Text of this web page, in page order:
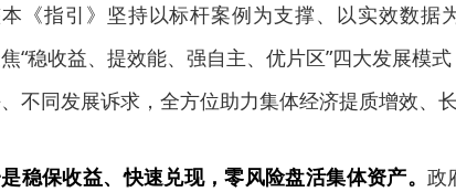
《指引》坚持以标杆案例为支撑、以实效数据
“稳收益、提效能、强自主、优片区”四大发展模
不同发展诉求，全方位助力集体经济提质增效、长
稳保收益、快速兑现，零风险盘活集体资产。 政